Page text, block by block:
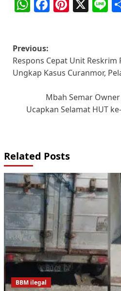
WhatsApp
Facebook
X
Post
navigation
Previous:
Respons Cepat Unit Reskrim
Ungkap Kasus Curanmor,
Mbah Semar
Ucapkan Selamat HUT
Related Posts
BBM ilegal